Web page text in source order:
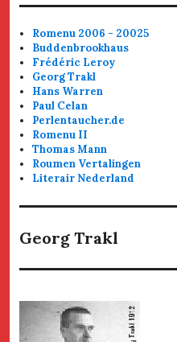
Romenu 2006 - 20025
Buddenbrookhaus
Frédéric Leroy
Georg Trakl
Hans Warren
Paul Celan
Perlentaucher.de
Romenu II
Thomas Mann
Roumen Vertalingen
Literair Nederland
Georg Trakl